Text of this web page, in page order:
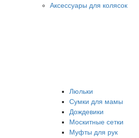
Аксессуары для колясок
Люльки
Сумки для мамы
Дождевики
Москитные сетки
Муфты для рук